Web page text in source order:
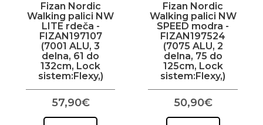
Fizan Nordic
Walking palici NW
LITE rdeča -
FIZAN197107
(7001 ALU, 3
delna, 61 do
132cm, Lock
sistem:Flexy,)
57,90€
Fizan Nordic
Walking palici NW
SPEED modra -
FIZAN197524
(7075 ALU, 2
delna, 75 do
125cm, Lock
sistem:Flexy,)
50,90€